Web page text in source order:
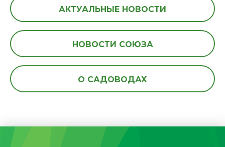
АКТУАЛЬНЫЕ НОВОСТИ
НОВОСТИ СОЮЗА
О САДОВОДАХ